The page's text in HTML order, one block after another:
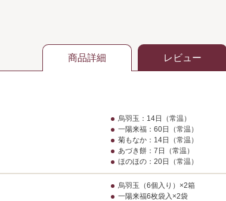
商品詳細 レビュー
烏羽玉：14日（常温）
一陽来福：60日（常温）
菊もなか：14日（常温）
あづき餅：7日（常温）
ほのほの：20日（常温）
烏羽玉（6個入り）×2箱
一陽来福6枚袋入×2袋